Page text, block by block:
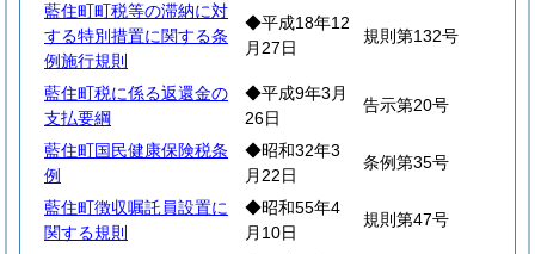
藍住町町税等の滞納に対
する特別措置に関する条
例施行規則
◆平成18年12
月27日
規則第132号
藍住町税に係る返還金の
支払要綱
◆平成9年3月
26日
告示第20号
藍住町国民健康保険税条
例
◆昭和32年3
月22日
条例第35号
藍住町徴収嘱託員設置に
関する規則
◆昭和55年4
月10日
規則第47号